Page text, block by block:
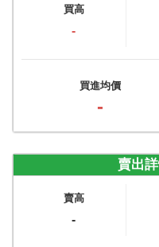
買高
-
買進均價
-
賣出
賣高
-